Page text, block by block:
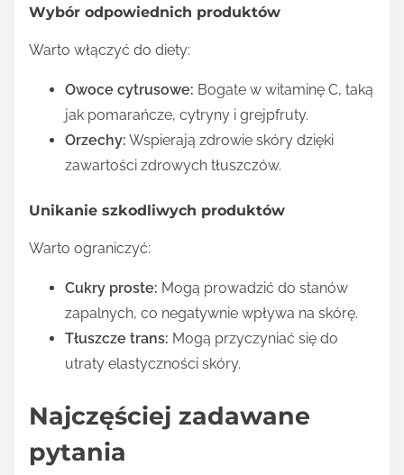
Wybór odpowiednich produktów
Warto włączyć do diety:
Owoce cytrusowe: Bogate w witaminę C, taką
jak pomarańcze, cytryny i grejpfruty.
Orzechy: Wspierają zdrowie skóry dzięki
zawartości zdrowych tłuszczów.
Unikanie szkodliwych produktów
Warto ograniczyć:
Cukry proste: Mogą prowadzić do stanów
zapalnych, co negatywnie wpływa na skórę.
Tłuszcze trans: Mogą przyczyniać się do
utraty elastyczności skóry.
Najczęściej zadawane
pytania